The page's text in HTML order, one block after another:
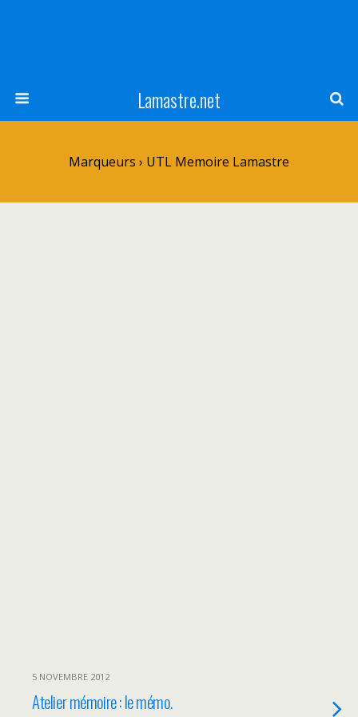
Lamastre.net
Marqueurs › UTL Memoire Lamastre
5 NOVEMBRE 2012
Atelier mémoire : le mémo.